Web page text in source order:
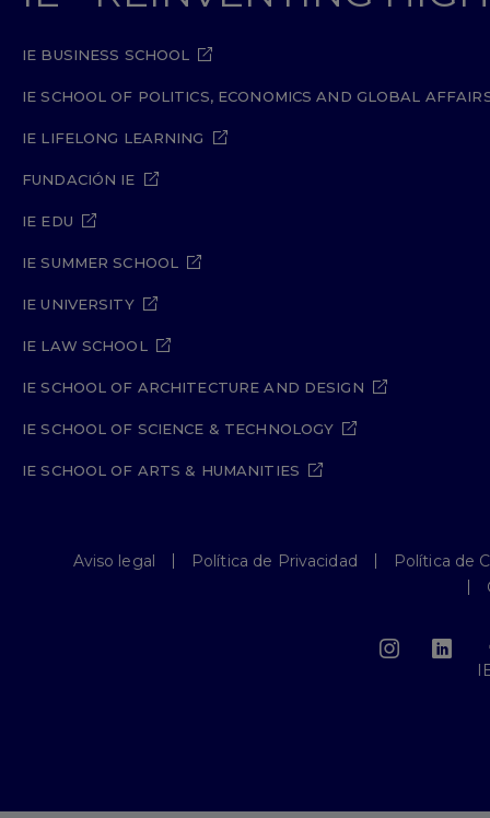
IE BUSINESS SCHOOL
IE SCHOOL OF POLITICS, ECONOMICS AND GLOBAL
IE LIFELONG LEARNING
FUNDACIÓN IE
IE EDU
IE SUMMER SCHOOL
IE UNIVERSITY
IE LAW SCHOOL
IE SCHOOL OF ARCHITECTURE AND DESIGN
IE SCHOOL OF SCIENCE & TECHNOLOGY
IE SCHOOL OF ARTS & HUMANITIES
Aviso legal Política de Privacidad
Política de